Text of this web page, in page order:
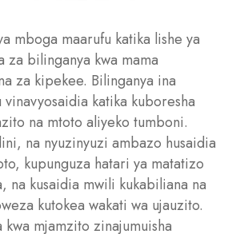
mboga maarufu katika lishe ya
za bilinganya kwa mama
za kipekee. Bilinganya ina
katika kuboresha
na mtoto aliyeko tumboni.
na nyuzinyuzi ambazo husaidia
kupunguza hatari ya matatizo
na kusaidia mwili kukabiliana na
kutokea wakati wa ujauzito.
mjamzito zinajumuisha